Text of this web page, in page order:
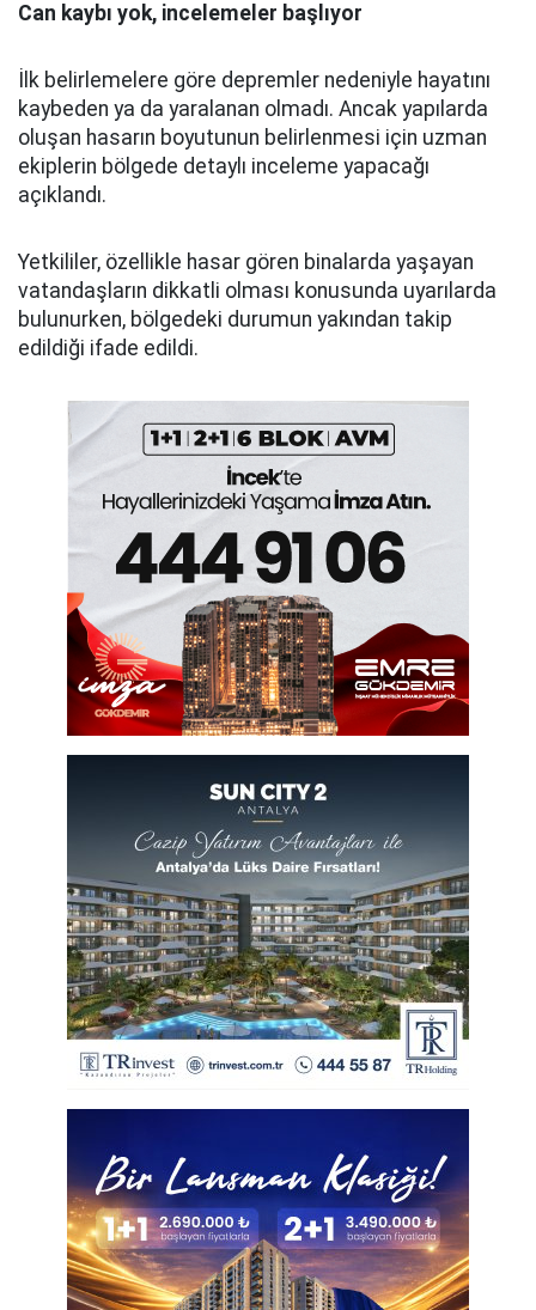
Can kaybı yok, incelemeler başlıyor
İlk belirlemelere göre depremler nedeniyle hayatını
kaybeden ya da yaralanan olmadı. Ancak yapılarda
oluşan hasarın boyutunun belirlenmesi için uzman
ekiplerin bölgede detaylı inceleme yapacağı
açıklandı.
Yetkililer, özellikle hasar gören binalarda yaşayan
vatandaşların dikkatli olması konusunda uyarılarda
bulunurken, bölgedeki durumun yakından takip
edildiği ifade edildi.